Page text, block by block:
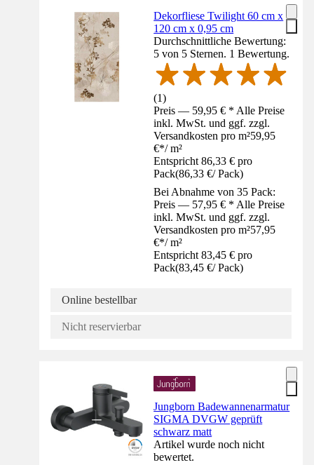
Dekorfliese Twilight 60 cm x
120 cm x 0,95 cm
Durchschnittliche Bewertung:
5 von 5 Sternen. 1 Bewertung.
(1)
Preis — 59,95 € * Alle Preise
inkl. MwSt. und ggf. zzgl.
Versandkosten pro m²59,95
€*/ m²
Entspricht 86,33 € pro
Pack(86,33 €/ Pack)
Bei Abnahme von 35 Pack:
Preis — 57,95 € * Alle Preise
inkl. MwSt. und ggf. zzgl.
Versandkosten pro m²57,95
€*/ m²
Entspricht 83,45 € pro
Pack(83,45 €/ Pack)
Online bestellbar
Nicht reservierbar
Jungborn Badewannenarmatur
SIGMA DVGW geprüft
schwarz matt
Artikel wurde noch nicht
bewertet.